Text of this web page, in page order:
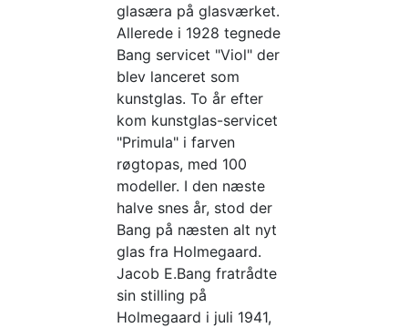
glasæra på glasværket.
Allerede i 1928 tegnede
Bang servicet "Viol" der
blev lanceret som
kunstglas. To år efter
kom kunstglas-servicet
"Primula" i farven
røgtopas, med 100
modeller. I den næste
halve snes år, stod der
Bang på næsten alt nyt
glas fra Holmegaard.
Jacob E.Bang fratrådte
sin stilling på
Holmegaard i juli 1941,